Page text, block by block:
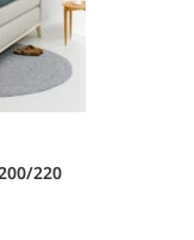
220